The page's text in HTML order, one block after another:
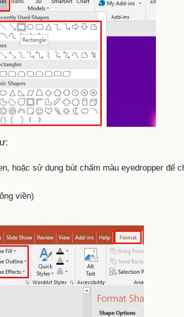
hoặc sử dụng bút chấm màu eyedropper để
viền)